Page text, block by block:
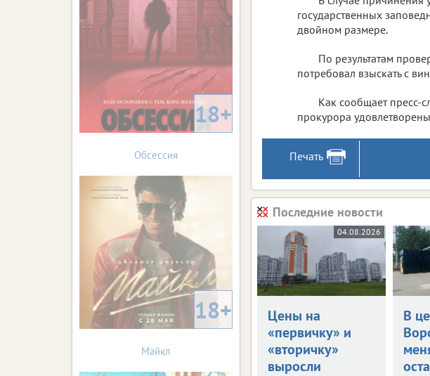
государственных
двойном размере.
По результатам
потребовал взыскать с
Как сообщает пресс-
прокурора
Печать
Последние новости
04.08.2026
Цены на
«первичку» и
«вторичку»
выросли
В
18+
Обсессия
18+
Майкл